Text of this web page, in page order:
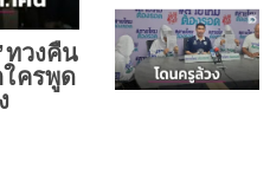
ทวงคืน
ครพูด